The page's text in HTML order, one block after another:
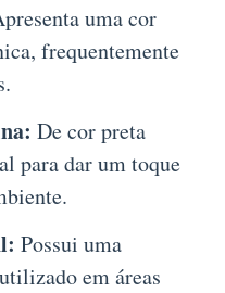
uma cor
frequentemente
De cor preta
para dar um toque
Possui uma
em áreas